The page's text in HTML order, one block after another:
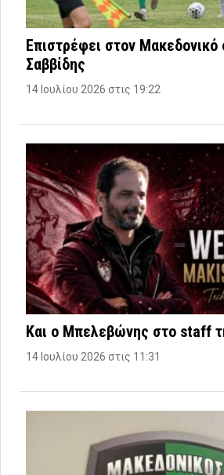
Επιστρέφει στον Μακεδονικό
Σαββίδης
14 Ιουλίου 2026 στις 19:22
Και ο Μπελεβώνης στο staff
14 Ιουλίου 2026 στις 11:31